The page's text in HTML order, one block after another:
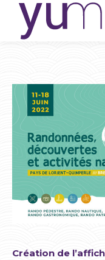
Création de